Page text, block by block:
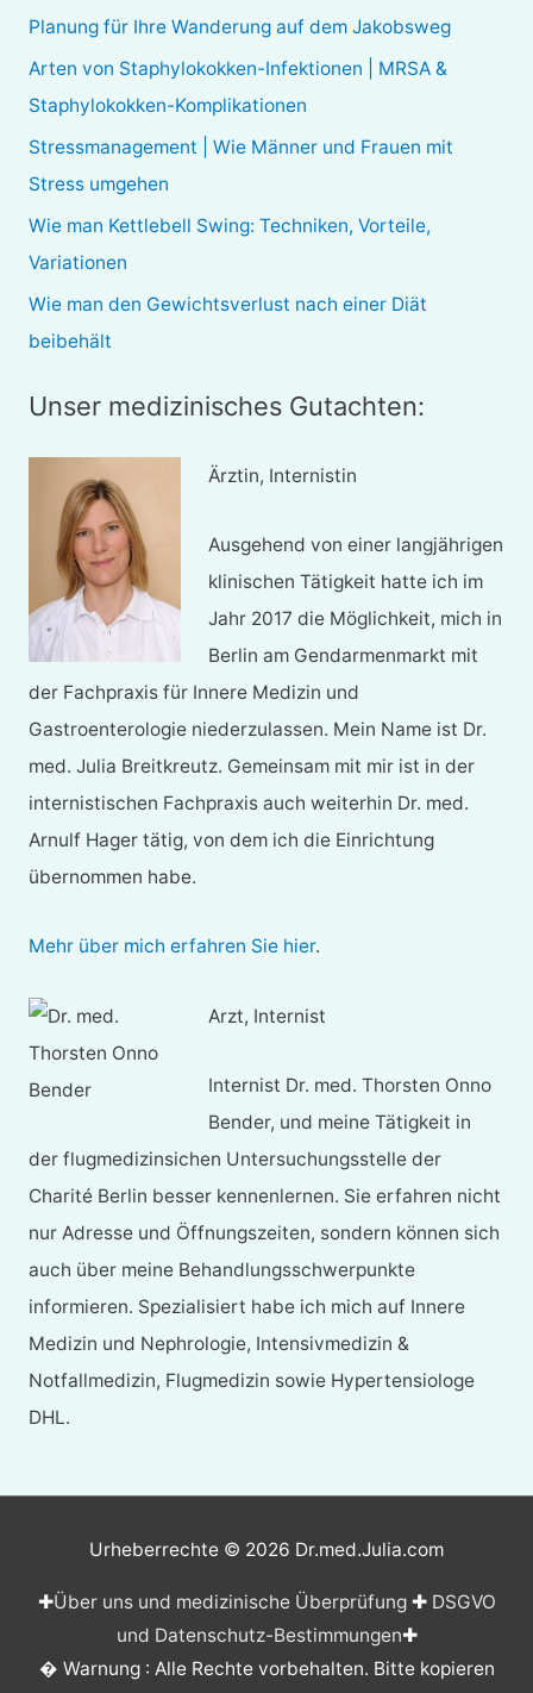
e
n
n
Planung für Ihre Wanderung auf dem Jakobsweg
Arten von Staphylokokken-Infektionen | MRSA &
Staphylokokken-Komplikationen
Stressmanagement | Wie Männer und Frauen mit
Stress umgehen
Wie man Kettlebell Swing: Techniken, Vorteile,
Variationen
Wie man den Gewichtsverlust nach einer Diät
beibehält
Unser medizinisches Gutachten:
Ärztin, Internistin
Ausgehend von einer langjährigen
klinischen Tätigkeit hatte ich im
Jahr 2017 die Möglichkeit, mich in
Berlin am Gendarmenmarkt mit
der Fachpraxis für Innere Medizin und
Gastroenterologie niederzulassen. Mein Name ist Dr.
med. Julia Breitkreutz. Gemeinsam mit mir ist in der
internistischen Fachpraxis auch weiterhin Dr. med.
Arnulf Hager tätig, von dem ich die Einrichtung
übernommen habe.
Mehr über mich erfahren Sie hier.
Arzt, Internist
Internist Dr. med. Thorsten Onno
Bender, und meine Tätigkeit in
der flugmedizinsichen Untersuchungsstelle der
Charité Berlin besser kennenlernen. Sie erfahren nicht
nur Adresse und Öffnungszeiten, sondern können sich
auch über meine Behandlungsschwerpunkte
informieren. Spezialisiert habe ich mich auf Innere
Medizin und Nephrologie, Intensivmedizin &
Notfallmedizin, Flugmedizin sowie Hypertensiologe
DHL.
Urheberrechte © 2026 Dr.med.Julia.com
✚Über uns und medizinische Überprüfung✚ DSGVO
und Datenschutz-Bestimmungen✚
� Warnung : Alle Rechte vorbehalten. Bitte kopieren